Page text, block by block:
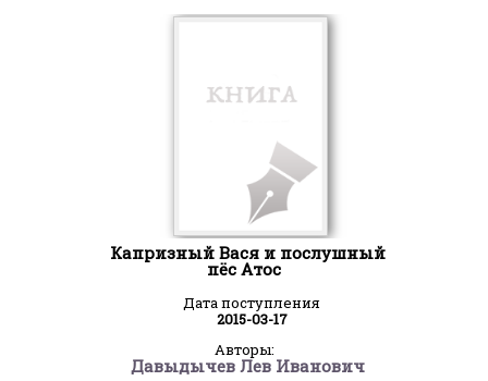
Капризный Вася и послушный
пёс Атос
Дата поступления
2015-03-17
Авторы:
Давыдычев Лев Иванович